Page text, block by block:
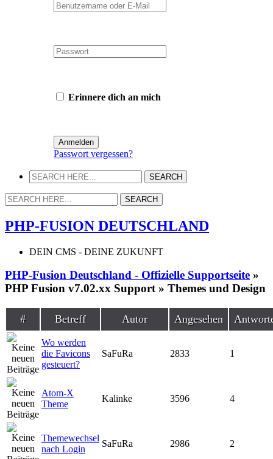
Erinnere dich an mich
Passwort vergessen?
PHP-FUSION DEUTSCHLAND
DEIN CMS - DEINE ZUKUNFT
PHP-Fusion Deutschland - Offizielle Supportseite »
PHP Fusion v7.02.xx Support » Themes und Design
# Betreff Autor Angesehen
Wo werden
die Favicons
gesteuert?
SaFuRa 2833 1
Atom-X
Theme
Kalinke 3596 4
Themewechsel
nach Login
SaFuRa 2986 2